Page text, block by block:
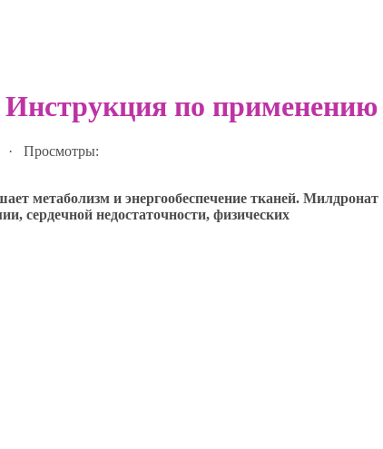
по применению
· Просмотры:
метаболизм и энергообеспечение тканей. Милдронат
сердечной недостаточности, физических